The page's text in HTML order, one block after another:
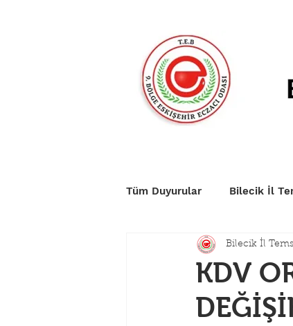
Tüm Duyurular Bilecik İl
KDV
Bilecik İl